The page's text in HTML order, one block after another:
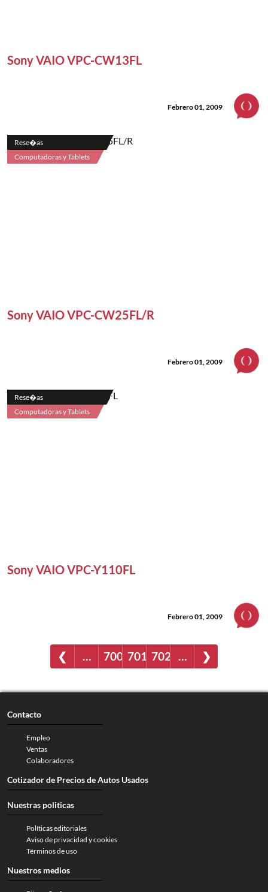
Sony VAIO VPC-CW13FL
Febrero 01, 2009
Rese�as
Computadoras y Tablets
Sony VAIO VPC-CW25FL/R
Febrero 01, 2009
Rese�as
Computadoras y Tablets
Sony VAIO VPC-Y110FL
Febrero 01, 2009
❮ … 700 701 702 … ❯
Contacto
Empleo
Ventas
Colaboradores
Cotizador de Precios de Autos Usados
Nuestras politicas
Políticas editoriales
Aviso de privacidad y cookies
Términos de uso
Nuestros medios